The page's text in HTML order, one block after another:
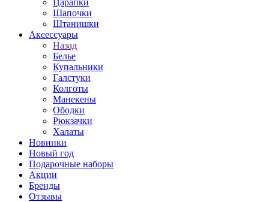
Царапки
Шапочки
Штанишки
Аксессуары
Назад
Белье
Купальники
Галстуки
Колготы
Манекены
Ободки
Рюкзачки
Халаты
Новинки
Новый год
Подарочные наборы
Акции
Бренды
Отзывы